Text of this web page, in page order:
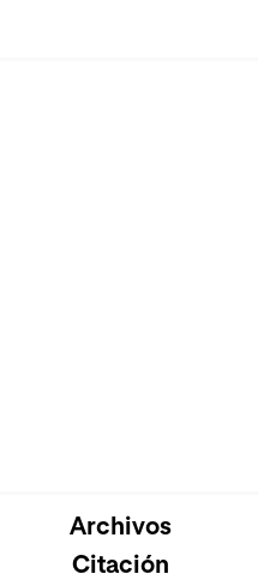
Cargando...Archivos
Citación